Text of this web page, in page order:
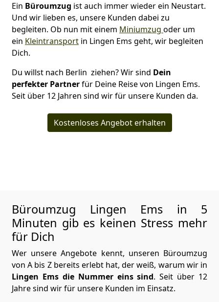
Ein Büroumzug ist auch immer wieder ein Neustart.
Und wir lieben es, unsere Kunden dabei zu
begleiten. Ob nun mit einem Miniumzug oder um
ein Kleintransport in Lingen Ems geht, wir begleiten
Dich.
Du willst nach Berlin ziehen? Wir sind Dein
perfekter Partnerfür Deine Reise von Lingen Ems.
Seit über 12 Jahren sind wir für unsere Kunden da.
Kostenloses Angebot erhalten
Büroumzug Lingen Ems in 5
Minuten gib es keinen Stress mehr
für Dich
Wer unsere Angebote kennt, unseren Büroumzug
von A bis Z bereits erlebt hat, der weiß, warum wir in
Lingen Ems die Nummer eins sind. Seit über 12
Jahre sind wir für unsere Kunden im Einsatz.